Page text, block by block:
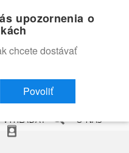
FILMOVÁ DATABÁZA
VYHĽADAŤ O NÁS
upozornenia o
chcete dostávať
Povoliť